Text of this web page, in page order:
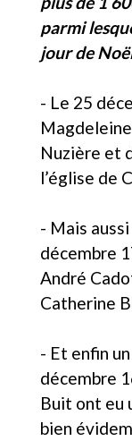
parmi
jour de
- Le 25
Nuzière et
l’église de
- Mais
décembre
André
Catherine
- Et enfin
décembre
Buit ont eu
bien